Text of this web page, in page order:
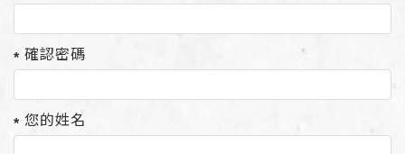
確認密碼
您的姓名